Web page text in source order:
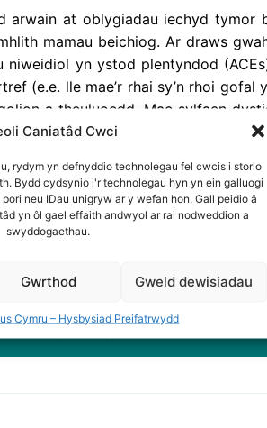
Caniatâd Cwci
rydym yn defnyddio technolegau fel cwcis i storio
Bydd cydsynio i'r technolegau hyn yn ein galluogi
neu IDau unigryw ar y wefan hon. Gall peidio â
yn ôl gael effaith andwyol ar rai nodweddion a
swyddogaethau.
Gwrthod Gweld dewisiadau
Cymru – Hysbysiad Preifatrwydd
arwain at oblygiadau iechyd tymor
mamau beichiog. Ar draws
yn ystod plentyndod
(e.e. lle mae’r rhai sy’n rhoi
a theuluoedd. Mae sylfaen
chanlyniadau blynyddoedd cynnar
cael llai o sylw o lawer.